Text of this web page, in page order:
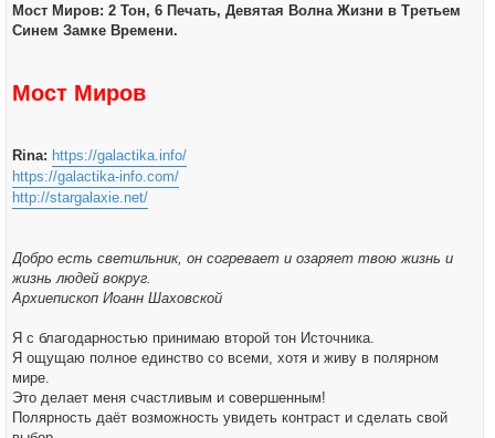
щ
е
Мост Миров: 2 Тон, 6 Печать, Девятая Волна Жизни в Третьем
Синем Замке Времени.
Мост Миров
Rina: https://galactika.info/
https://galactika-info.com/
http://stargalaxie.net/
Добро есть светильник, он согревает и озаряет твою жизнь и
жизнь людей вокруг.
Архиепископ Иоанн Шаховской
Я с благодарностью принимаю второй тон Источника.
Я ощущаю полное единство со всеми, хотя и живу в полярном
мире.
Это делает меня счастливым и совершенным!
Полярность даёт возможность увидеть контраст и сделать свой